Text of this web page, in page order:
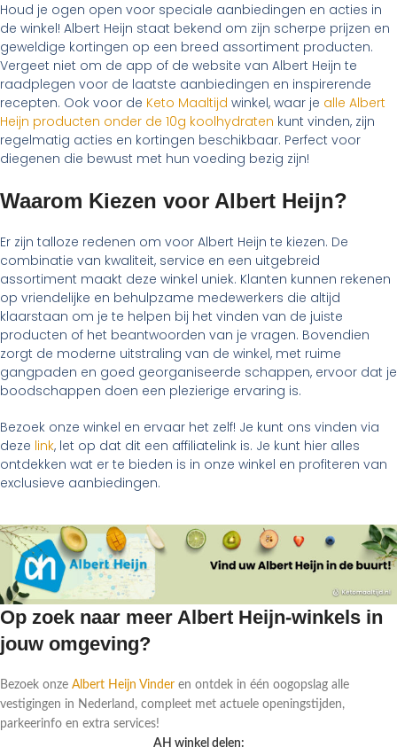
Houd je ogen open voor speciale aanbiedingen en acties in
de winkel! Albert Heijn staat bekend om zijn scherpe prijzen en
geweldige kortingen op een breed assortiment producten.
Vergeet niet om de app of de website van Albert Heijn te
raadplegen voor de laatste aanbiedingen en inspirerende
recepten. Ook voor de Keto Maaltijd winkel, waar je alle Albert
Heijn producten onder de 10g koolhydraten kunt vinden, zijn
regelmatig acties en kortingen beschikbaar. Perfect voor
diegenen die bewust met hun voeding bezig zijn!
Waarom Kiezen voor Albert Heijn?
Er zijn talloze redenen om voor Albert Heijn te kiezen. De
combinatie van kwaliteit, service en een uitgebreid
assortiment maakt deze winkel uniek. Klanten kunnen rekenen
op vriendelijke en behulpzame medewerkers die altijd
klaarstaan om je te helpen bij het vinden van de juiste
producten of het beantwoorden van je vragen. Bovendien
zorgt de moderne uitstraling van de winkel, met ruime
gangpaden en goed georganiseerde schappen, ervoor dat je
boodschappen doen een plezierige ervaring is.
Bezoek onze winkel en ervaar het zelf! Je kunt ons vinden via
deze link, let op dat dit een affiliatelink is. Je kunt hier alles
ontdekken wat er te bieden is in onze winkel en profiteren van
exclusieve aanbiedingen.
Op zoek naar meer Albert Heijn-winkels in
jouw omgeving?
Bezoek onze Albert Heijn Vinder en ontdek in één oogopslag alle
vestigingen in Nederland, compleet met actuele openingstijden,
parkeerinfo en extra services!
AH winkel delen: